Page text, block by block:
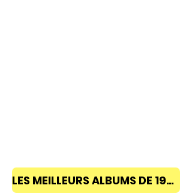
LES MEILLEURS ALBUMS DE 1968 à 2018